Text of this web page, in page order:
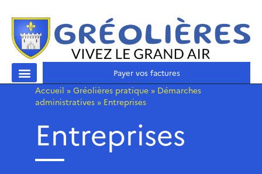
Payer vos factures
Accueil » Gréolières pratique » Démarches
administratives » Entreprises
Entreprises